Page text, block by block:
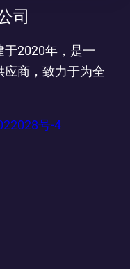
司
于2020年，是一
应商，致力于为全
号-4